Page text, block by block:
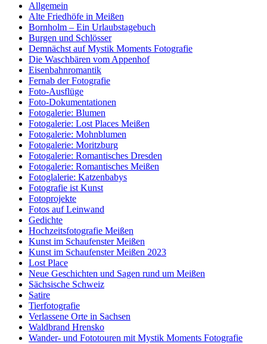
Allgemein
Alte Friedhöfe in Meißen
Bornholm – Ein Urlaubstagebuch
Burgen und Schlösser
Demnächst auf Mystik Moments Fotografie
Die Waschbären vom Appenhof
Eisenbahnromantik
Fernab der Fotografie
Foto-Ausflüge
Foto-Dokumentationen
Fotogalerie: Blumen
Fotogalerie: Lost Places Meißen
Fotogalerie: Mohnblumen
Fotogalerie: Moritzburg
Fotogalerie: Romantisches Dresden
Fotogalerie: Romantisches Meißen
Fotoglalerie: Katzenbabys
Fotografie ist Kunst
Fotoprojekte
Fotos auf Leinwand
Gedichte
Hochzeitsfotografie Meißen
Kunst im Schaufenster Meißen
Kunst im Schaufenster Meißen 2023
Lost Place
Neue Geschichten und Sagen rund um Meißen
Sächsische Schweiz
Satire
Tierfotografie
Verlassene Orte in Sachsen
Waldbrand Hrensko
Wander- und Fototouren mit Mystik Moments Fotografie